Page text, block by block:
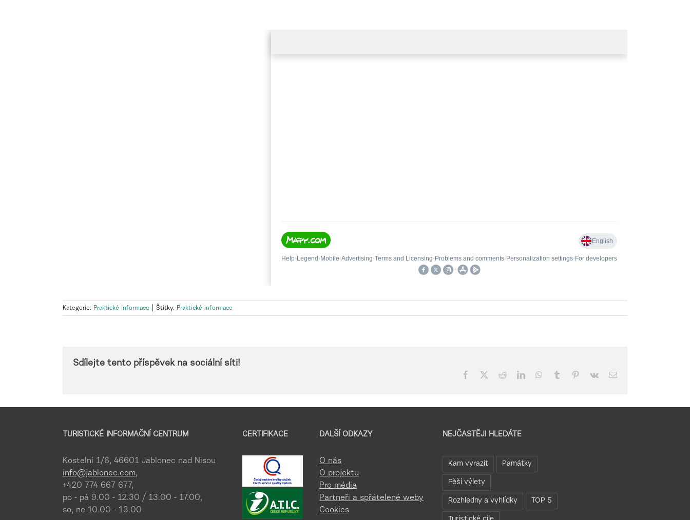
Kategorie: Praktické informace Štítky: Praktické informace
Sdílejte tento příspěvek na sociální síti!
Facebook RedditLinkedInWhatsApp
Tumblr Pinterest
Vk
E-
TURISTICKÉ INFORMAČNÍ CENTRUM
Kostelní 1/6, 46601 Jablonec nad Nisou
info@jablonec.com,
+420 774 667 677,
po - pá 9.00 - 12.30 / 13.00 - 17.00,
so, ne 10.00 - 13.00
CERTIFIKACE DALŠÍ ODKAZY
O nás
O projektu
Pro média
Partneři a spřátelené weby
Cookies
NEJČASTĚJI HLEDÁTE
Kam vyrazit Památky
Pěší výlety
Rozhledny a vyhlídky TOP 5